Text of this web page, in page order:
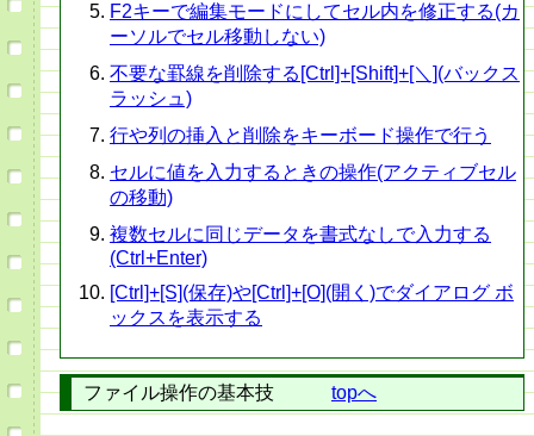
F2キーで編集モードにしてセル内を修正する(カ
ーソルでセル移動しない)
不要な罫線を削除する[Ctrl]+[Shift]+[＼](バックス
ラッシュ)
行や列の挿入と削除をキーボード操作で行う
セルに値を入力するときの操作(アクティブセル
の移動)
複数セルに同じデータを書式なしで入力する
(Ctrl+Enter)
[Ctrl]+[S](保存)や[Ctrl]+[O](開く)でダイアログ ボ
ックスを表示する
ファイル操作の基本技 topへ